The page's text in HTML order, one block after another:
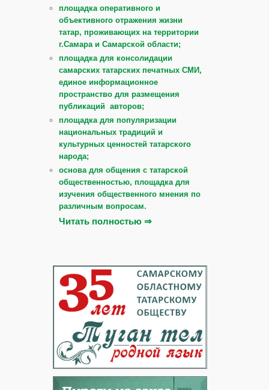
площадка оперативного и
объективного отражения жизни
татар, проживающих на территории
г.Самара и Самарской области;
площадка для консолидации
самарских татарских печатных СМИ,
единое информационное
пространство для размещения
публикаций авторов;
площадка для популяризации
национальных традиций и
культурных ценностей татарского
народа;
основа для общения с татарской
общественностью, площадка для
изучения общественного мнения по
различным вопросам.
Читать полностью ⇒